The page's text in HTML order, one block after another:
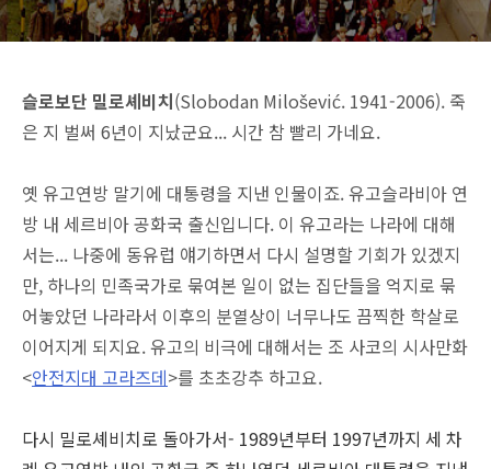
슬로보단 밀로셰비치(Slobodan Milošević. 1941-2006). 죽
은 지 벌써 6년이 지났군요... 시간 참 빨리 가네요.
옛 유고연방 말기에 대통령을 지낸 인물이죠. 유고슬라비아 연
방 내 세르비아 공화국 출신입니다. 이 유고라는 나라에 대해
서는... 나중에 동유럽 얘기하면서 다시 설명할 기회가 있겠지
만, 하나의 민족국가로 묶여본 일이 없는 집단들을 억지로 묶
어놓았던 나라라서 이후의 분열상이 너무나도 끔찍한 학살로
이어지게 되지요. 유고의 비극에 대해서는 조 사코의 시사만화
<안전지대 고라즈데>를 초초강추 하고요.
다시 밀로셰비치로 돌아가서- 1989년부터 1997년까지 세 차